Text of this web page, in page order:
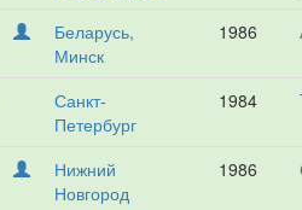
Беларусь,
Минск
1986
Санкт-
Петербург
1984
Нижний
Новгород
1986